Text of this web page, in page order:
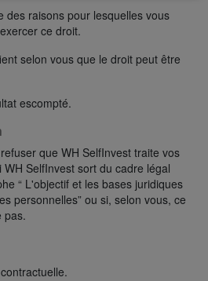
des raisons pour lesquelles vous
ce droit.
selon vous que le droit peut être
escompté.
que WH SelfInvest traite vos
SelfInvest sort du cadre légal
“ L'objectif et les bases juridiques
personnelles” ou si, selon vous, ce
pas.